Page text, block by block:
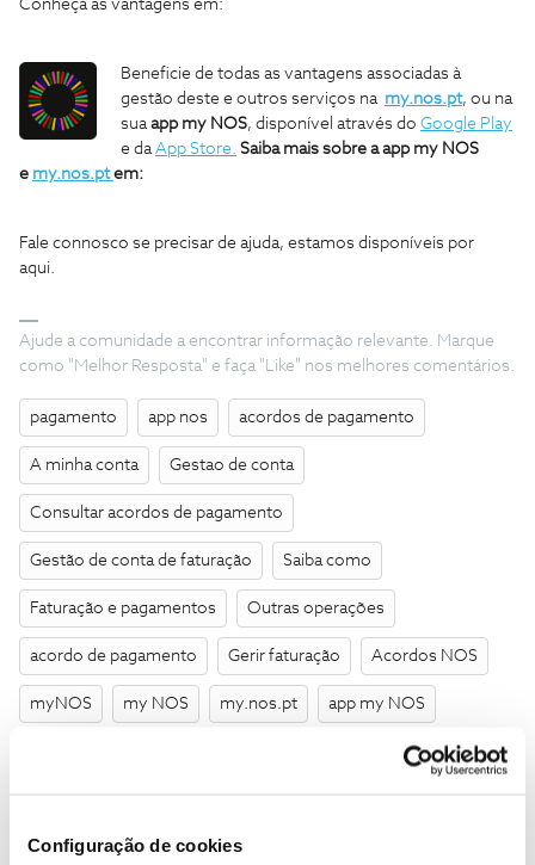
Configuração de cookies
Conheça as vantagens em:
Beneficie de todas as vantagens associadas à
gestão deste e outros serviços na my.nos.pt, ou na
suaapp my NOS, disponível através do Google Play
e daApp Store. Saiba mais sobre a app my NOS
e my.nos.ptem:
Fale connosco se precisar de ajuda, estamos disponíveis por
aqui.
Ajude a comunidade a encontrar informação relevante. Marque
como "Melhor Resposta" e faça "Like" nos melhores comentários.
pagamento app nos acordos de pagamento
A minha conta Gestao de conta
Consultar acordos de pagamento
Gestão de conta de faturação Saiba como
Faturação e pagamentos Outras operações
acordo de pagamento Gerir faturação Acordos NOS
myNOS my NOS my.nos.pt app my NOS
consultar acordos de pagamento na my NOS